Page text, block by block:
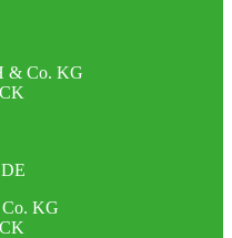
& Co. KG
KG